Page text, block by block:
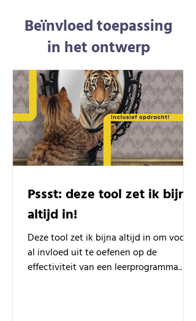
Beïnvloed toepassing
in het ontwerp
Pssst: deze tool zet ik bijna
altijd in!
Deze tool zet ik bijna altijd in om vooraf
al invloed uit te oefenen op de
effectiviteit van een leerprogramma.